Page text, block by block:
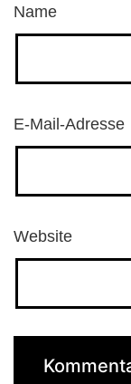
Name
E-Mail-Adresse
Website